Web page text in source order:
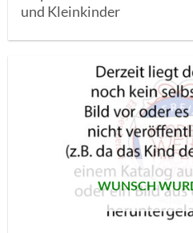
und Kleinkinder
WUNSCH